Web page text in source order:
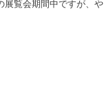
展覧会期間中ですが、や